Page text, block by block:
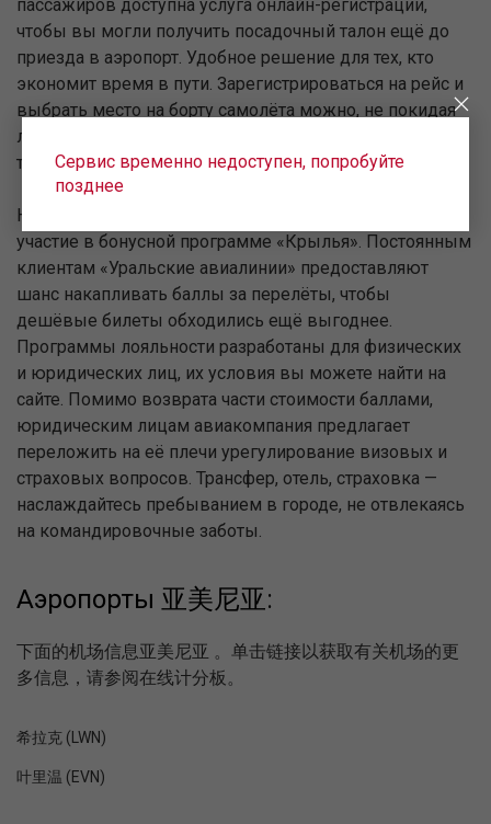
пассажиров доступна услуга онлайн-регистрации,
чтобы вы могли получить посадочный талон ещё до
приезда в аэропорт. Удобное решение для тех, кто
экономит время в пути. Зарегистрироваться на рейс и
выбрать место на борту самолёта можно, не покидая
любимого кресла. Приятное дополнение — вы можете
также зарегистрировать пассажиров, летящих с вами.
На стоимость авиабилетов в 亚美尼亚 влияет и ваше
участие в бонусной программе «Крылья». Постоянным
клиентам «Уральские авиалинии» предоставляют
шанс накапливать баллы за перелёты, чтобы
дешёвые билеты обходились ещё выгоднее.
Программы лояльности разработаны для физических
и юридических лиц, их условия вы можете найти на
сайте. Помимо возврата части стоимости баллами,
юридическим лицам авиакомпания предлагает
переложить на её плечи урегулирование визовых и
страховых вопросов. Трансфер, отель, страховка —
наслаждайтесь пребыванием в городе, не отвлекаясь
на командировочные заботы.
Аэропорты 亚美尼亚:
下面的机场信息亚美尼亚 。单击链接以获取有关机场的更
多信息，请参阅在线计分板。
希拉克 (LWN)
叶里温 (EVN)
Сервис временно недоступен, попробуйте
позднее